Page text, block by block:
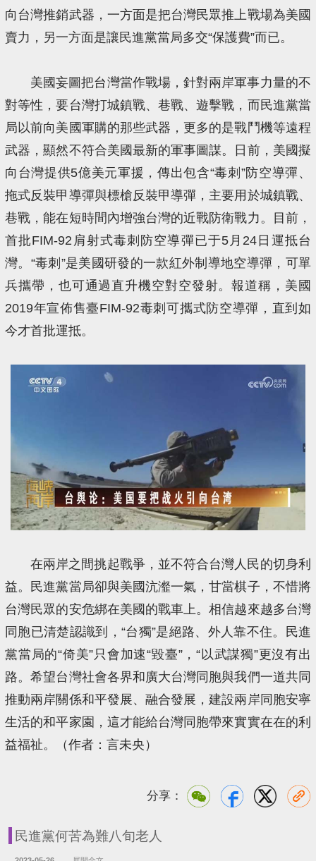
向台灣推銷武器，一方面是把台灣民眾推上戰場為美國
賣力，另一方面是讓民進黨當局多交“保護費”而已。
美國妄圖把台灣當作戰場，針對兩岸軍事力量的不
對等性，要台灣打城鎮戰、巷戰、遊擊戰，而民進黨當
局以前向美國軍購的那些武器，更多的是戰鬥機等遠程
武器，顯然不符合美國最新的軍事圖謀。日前，美國擬
向台灣提供5億美元軍援，傳出包含“毒刺”防空導彈、
拖式反裝甲導彈與標槍反裝甲導彈，主要用於城鎮戰、
巷戰，能在短時間內增強台灣的近戰防衛戰力。目前，
首批FIM-92肩射式毒刺防空導彈已于5月24日運抵台
灣。“毒刺”是美國研發的一款紅外制導地空導彈，可單
兵攜帶，也可通過直升機空對空發射。報道稱，美國
2019年宣佈售臺FIM-92毒刺可攜式防空導彈，直到如
今才首批運抵。
在兩岸之間挑起戰爭，並不符合台灣人民的切身利
益。民進黨當局卻與美國沆瀣一氣，甘當棋子，不惜將
台灣民眾的安危綁在美國的戰車上。相信越來越多台灣
同胞已清楚認識到，“台獨”是絕路、外人靠不住。民進
黨當局的“倚美”只會加速“毀臺”，“以武謀獨”更沒有出
路。希望台灣社會各界和廣大台灣同胞與我們一道共同
推動兩岸關係和平發展、融合發展，建設兩岸同胞安寧
生活的和平家園，這才能給台灣同胞帶來實實在在的利
益福祉。（作者：言未央）
分享：
民進黨何苦為難八旬老人